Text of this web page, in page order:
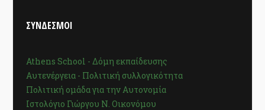
ΣΥΝΔΕΣΜΟΙ
Athens School - Δόμη εκπαίδευσης
Αυτενέργεια - Πολιτική συλλογικότητα
Πολιτική ομάδα για την Αυτονομία
Ιστολόγιο Γιώργου Ν. Οικονόμου